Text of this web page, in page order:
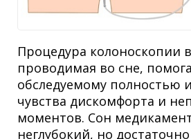
Процедура колоноскопии
проводимая во сне,
обследуемому полностью
чувства дискомфорта и
моментов. Сон
неглубокий, но